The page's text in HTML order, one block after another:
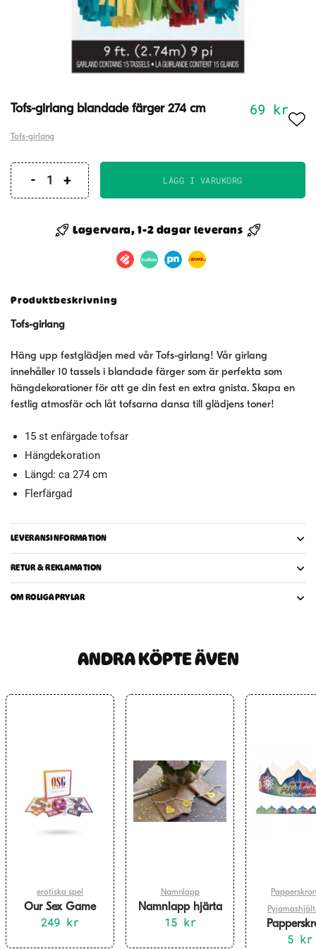
Tofs-girlang blandade färger 274 cm 69 kr
Tofs-girlang
Tofs-
blandade
färger
LÄGG I VARUKORG
Lagervara, 1-2 dagar leverans
Produktbeskrivning
Tofs-girlang
Häng upp festglädjen med vår Tofs-girlang! Vår girlang
innehåller 10 tassels i blandade färger som är perfekta som
hängdekorationer för att ge din fest en extra gnista. Skapa en
festlig atmosfär och låt tofsarna dansa till glädjens toner!
15 st enfärgade tofsar
Hängdekoration
Längd: ca 274 cm
Flerfärgad
LEVERANSINFORMATION
RETUR & REKLAMATION
OM ROLIGAPRYLAR
ANDRA KÖPTE ÄVEN
erotiska spel
Our Sex Game
249 kr
Namnlapp
Namnlapp hjärta
metallic guld 10-
15 kr
5 kr